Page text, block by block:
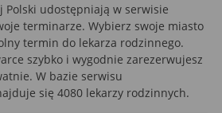
Polski udostępniają w serwisie
terminarze. Wybierz swoje miasto
termin do lekarza rodzinnego.
szybko i wygodnie zarezerwujesz
W bazie serwisu
się 4080 lekarzy rodzinnych.